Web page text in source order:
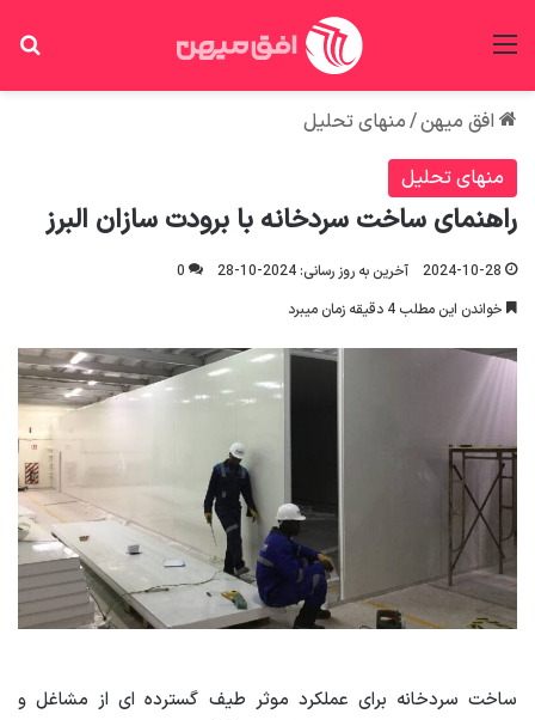
افق میهن/منهای تحلیل
منهای تحلیل
راهنمای ساخت سردخانه با برودت سازان البرز
2024-10-28 آخرین به روز رسانی: 2024-10-28
0
خواندن این مطلب 4 دقیقه زمان میبرد
ساخت سردخانه برای عملکرد موثر طیف گسترده ای از مشاغل و